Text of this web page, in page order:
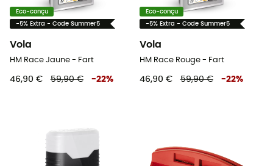
Eco-conçu
-5% Extra - Code Summer5
Vola
HM Race Jaune - Fart
46,90 € 59,90 € -22%
Eco-conçu
-5% Extra - Code Summer5
Vola
HM Race Rouge - Fart
46,90 € 59,90 € -22%